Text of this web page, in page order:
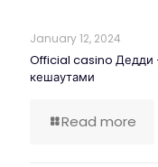
January 12, 2024
Official casino Дедди
кешаутами
Read more